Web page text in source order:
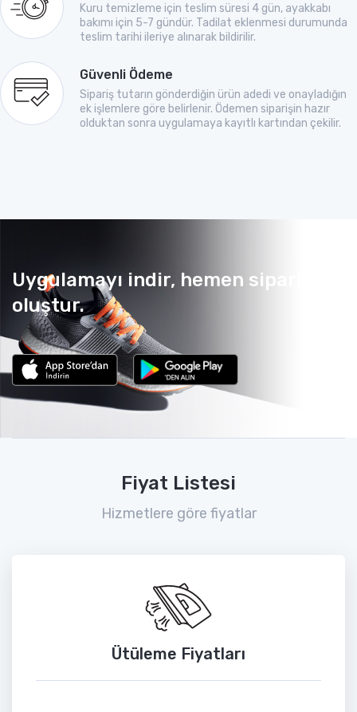
Kuru temizleme için teslim süresi 4 gün, ayakkabı
bakımı için 5-7 gündür. Tadilat eklenmesi durumunda
teslim tarihi ileriye alınarak bildirilir.
Güvenli Ödeme
Sipariş tutarın gönderdiğin ürün adedi ve onayladığın
ek işlemlere göre belirlenir. Ödemen siparişin hazır
olduktan sonra uygulamaya kayıtlı kartından çekilir.
Uygulamayı indir, hemen sipariş
oluştur.
Fiyat Listesi
Hizmetlere göre fiyatlar
Ütüleme Fiyatları